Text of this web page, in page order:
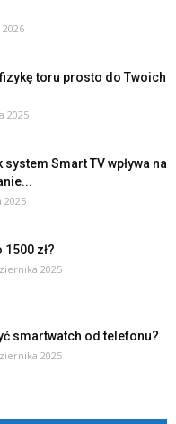
toru prosto do Twoich
2025
Smart TV wpływa na
2025
zł?
2025
smartwatch od telefonu?
2025